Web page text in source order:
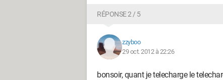
RÉPONSE 2 / 5
zzyboo
29 oct. 2012 à 22:26
bonsoir, quant je telecharge le